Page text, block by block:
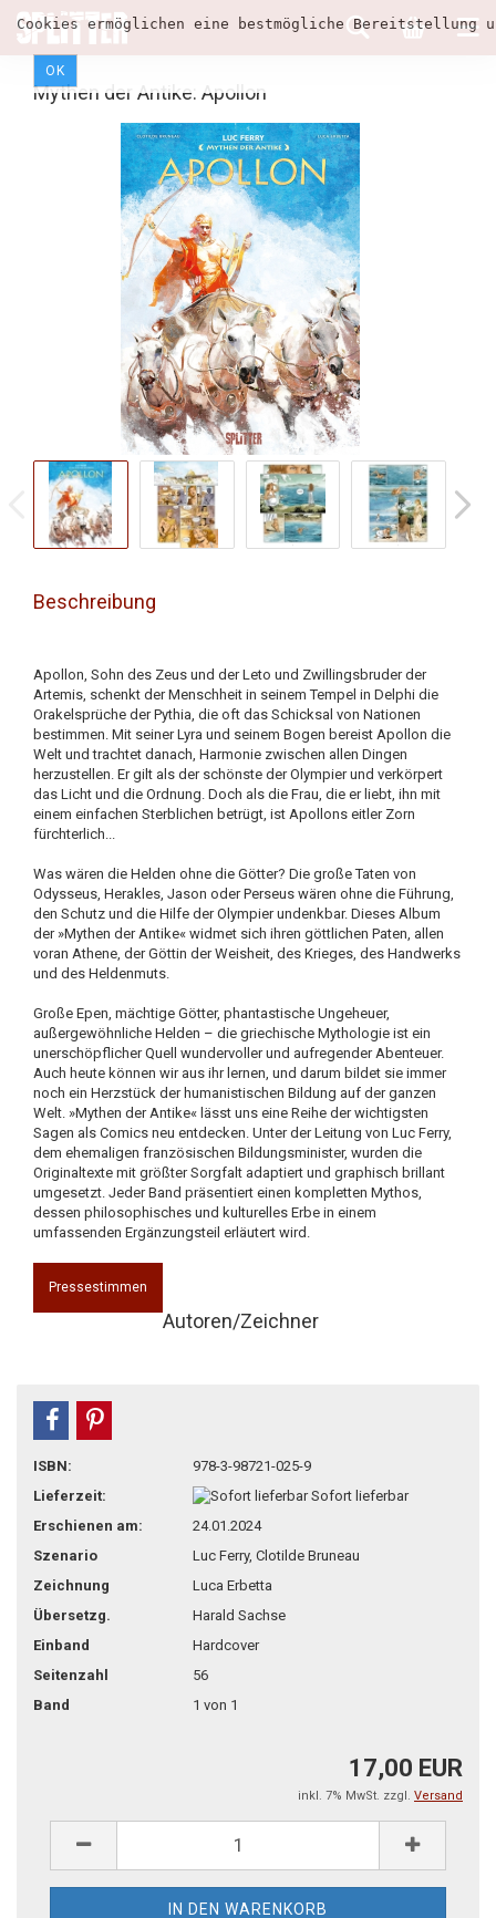
Cookies ermöglichen eine bestmögliche
OK
Mythen der Antike: Apollon
Beschreibung
Apollon, Sohn des Zeus und der Leto und Zwillingsbruder der
Artemis, schenkt der Menschheit in seinem Tempel in Delphi die
Orakelsprüche der Pythia, die oft das Schicksal von Nationen
bestimmen. Mit seiner Lyra und seinem Bogen bereist Apollon die
Welt und trachtet danach, Harmonie zwischen allen Dingen
herzustellen. Er gilt als der schönste der Olympier und verkörpert
das Licht und die Ordnung. Doch als die Frau, die er liebt, ihn mit
einem einfachen Sterblichen betrügt, ist Apollons eitler Zorn
fürchterlich...
Was wären die Helden ohne die Götter? Die große Taten von
Odysseus, Herakles, Jason oder Perseus wären ohne die Führung,
den Schutz und die Hilfe der Olympier undenkbar. Dieses Album
der »Mythen der Antike« widmet sich ihren göttlichen Paten, allen
voran Athene, der Göttin der Weisheit, des Krieges, des Handwerks
und des Heldenmuts.
Große Epen, mächtige Götter, phantastische Ungeheuer,
außergewöhnliche Helden – die griechische Mythologie ist ein
unerschöpflicher Quell wundervoller und aufregender Abenteuer.
Auch heute können wir aus ihr lernen, und darum bildet sie immer
noch ein Herzstück der humanistischen Bildung auf der ganzen
Welt. »Mythen der Antike« lässt uns eine Reihe der wichtigsten
Sagen als Comics neu entdecken. Unter der Leitung von Luc Ferry,
dem ehemaligen französischen Bildungsminister, wurden die
Originaltexte mit größter Sorgfalt adaptiert und graphisch brillant
umgesetzt. Jeder Band präsentiert einen kompletten Mythos,
dessen philosophisches und kulturelles Erbe in einem
umfassenden Ergänzungsteil erläutert wird.
Pressestimmen
Autoren/Zeichner
teilen
ISBN:
978-3-98721-025-9
Lieferzeit:
Sofort lieferbar
Erschienen am:
24.01.2024
Szenario
Luc Ferry, Clotilde Bruneau
Zeichnung
Luca Erbetta
Übersetzg.
Harald Sachse
Einband
Hardcover
Seitenzahl
56
Band
1 von 1
17,00 EUR
inkl. 7% MwSt. zzgl. Versand